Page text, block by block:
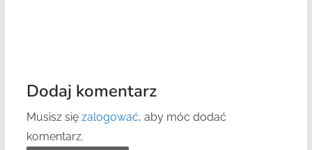
Dodaj komentarz
Musisz się zalogować, aby móc dodać
komentarz.